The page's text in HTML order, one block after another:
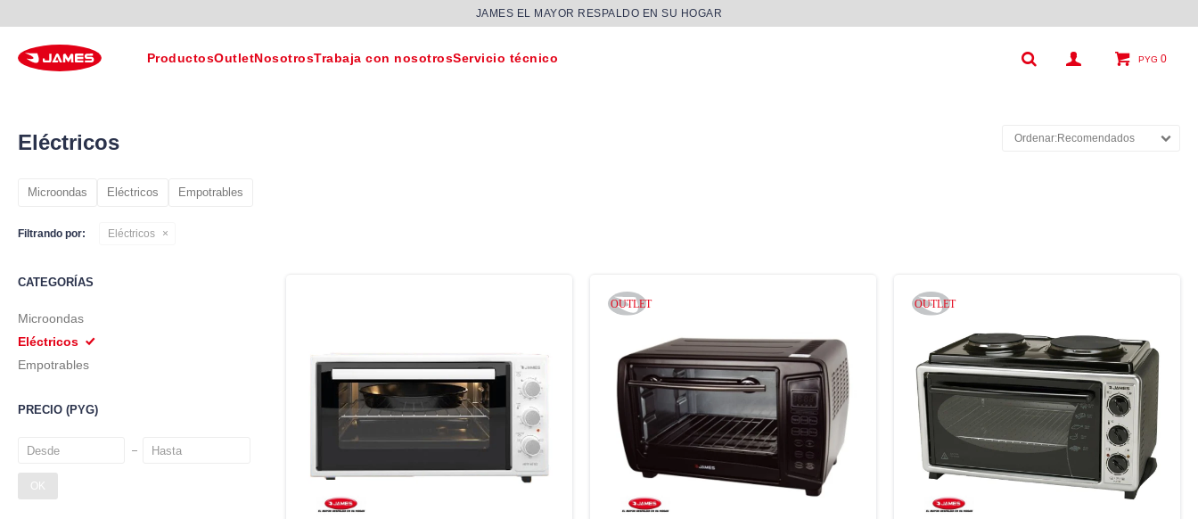
JAMES EL MAYOR RESPALDO EN SU HOGAR
ProductosOutletNosotrosTrabaja con nosotrosServicio técnico PYG 0
Eléctricos Recomendados
Microondas Eléctricos Empotrables
Filtrando por: Eléctricos
CATEGORÍAS
Microondas
Eléctricos
Empotrables
PRECIO (PYG)
OK